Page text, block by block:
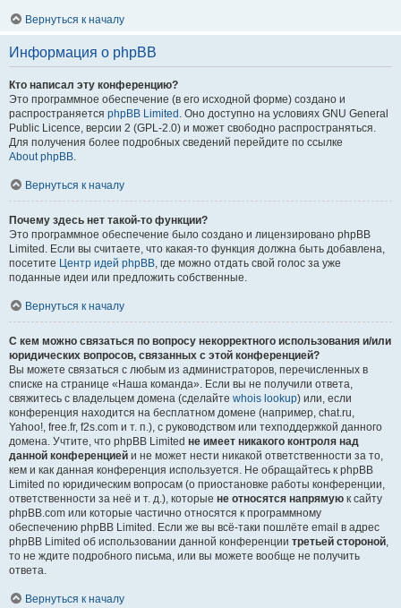
Вернуться к началу
Информация о phpBB
Кто написал эту конференцию?
Это программное обеспечение (в его исходной форме) создано и
распространяется phpBB Limited . Оно доступно на условиях GNU General
Public Licence, версии 2 (GPL-2.0) и может свободно распространяться.
Для получения более подробных сведений перейдите по ссылке
About phpBB.
Вернуться к началу
Почему здесь нет такой-то функции?
Это программное обеспечение было создано и лицензировано phpBB
Limited. Если вы считаете, что какая-то функция должна быть добавлена,
посетите Центр идей phpBB, где можно отдать свой голос за уже
поданные идеи или предложить собственные.
Вернуться к началу
С кем можно связаться по вопросу некорректного использования и/или
юридических вопросов, связанных с этой конференцией?
Вы можете связаться с любым из администраторов, перечисленных в
списке на странице «Наша команда». Если вы не получили ответа,
свяжитесь с владельцем домена (сделайте whois lookup) или, если
конференция находится на бесплатном домене (например, chat.ru,
Yahoo!, free.fr, f2s.com и т. п.), с руководством или техподдержкой данного
домена. Учтите, что phpBB Limited не имеет никакого контроля над
данной конференцией и не может нести никакой ответственности за то,
кем и как данная конференция используется. Не обращайтесь к phpBB
Limited по юридическим вопросам (о приостановке работы конференции,
ответственности за неё и т. д.), которые не относятся напрямую к сайту
phpBB.com или которые частично относятся к программному
обеспечению phpBB Limited. Если же вы всё-таки пошлёте email в адрес
phpBB Limited об использовании данной конференции третьей стороной,
то не ждите подробного письма, или вы можете вообще не получить
ответа.
Вернуться к началу